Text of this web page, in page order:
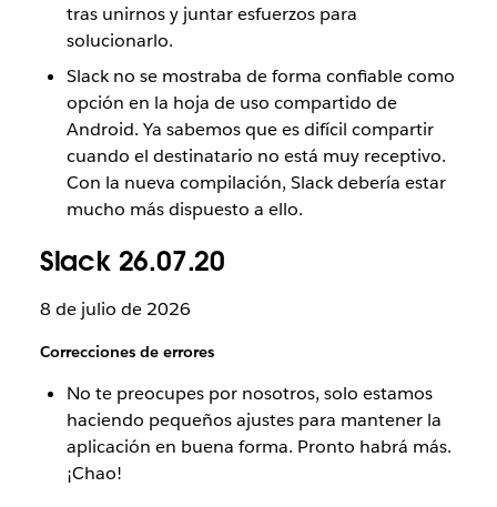
tras unirnos y juntar esfuerzos para
solucionarlo.
Slack no se mostraba de forma confiable como
opción en la hoja de uso compartido de
Android. Ya sabemos que es difícil compartir
cuando el destinatario no está muy receptivo.
Con la nueva compilación, Slack debería estar
mucho más dispuesto a ello.
Slack 26.07.20
8 de julio de 2026
Correcciones de errores
No te preocupes por nosotros, solo estamos
haciendo pequeños ajustes para mantener la
aplicación en buena forma. Pronto habrá más.
¡Chao!